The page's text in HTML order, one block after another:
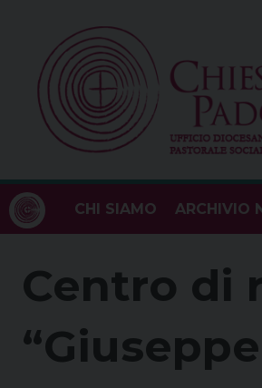
content
CHI SIAMO ARCHIVIO
Centro di